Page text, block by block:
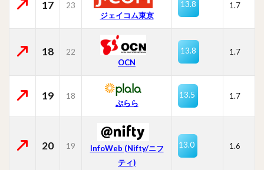
17
23
ジェイコム東京
13.8 1.7
18
22
OCN
13.8 1.7
19 18
ぷらら
13.5 1.7
20 19
InfoWeb (Nifty/ニフ
ティ)
13.0 1.6